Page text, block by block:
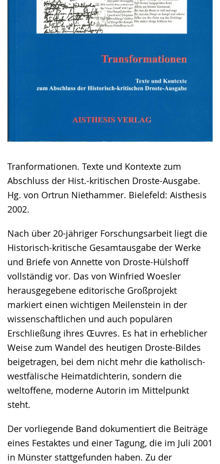
Tranformationen. Texte und Kontexte zum
Abschluss der Hist.-kritischen Droste-Ausgabe.
Hg. von Ortrun Niethammer. Bielefeld: Aisthesis
2002.
Nach über 20-jähriger Forschungsarbeit liegt die
Historisch-kritische Gesamtausgabe der Werke
und Briefe von Annette von Droste-Hülshoff
vollständig vor. Das von Winfried Woesler
herausgegebene editorische Großprojekt
markiert einen wichtigen Meilenstein in der
wissenschaftlichen und auch populären
Erschließung ihres Œuvres. Es hat in erheblicher
Weise zum Wandel des heutigen Droste-Bildes
beigetragen, bei dem nicht mehr die katholisch-
westfälische Heimatdichterin, sondern die
weltoffene, moderne Autorin im Mittelpunkt
steht.
Der vorliegende Band dokumentiert die Beiträge
eines Festaktes und einer Tagung, die im Juli 2001
in Münster stattgefunden haben. Zu der